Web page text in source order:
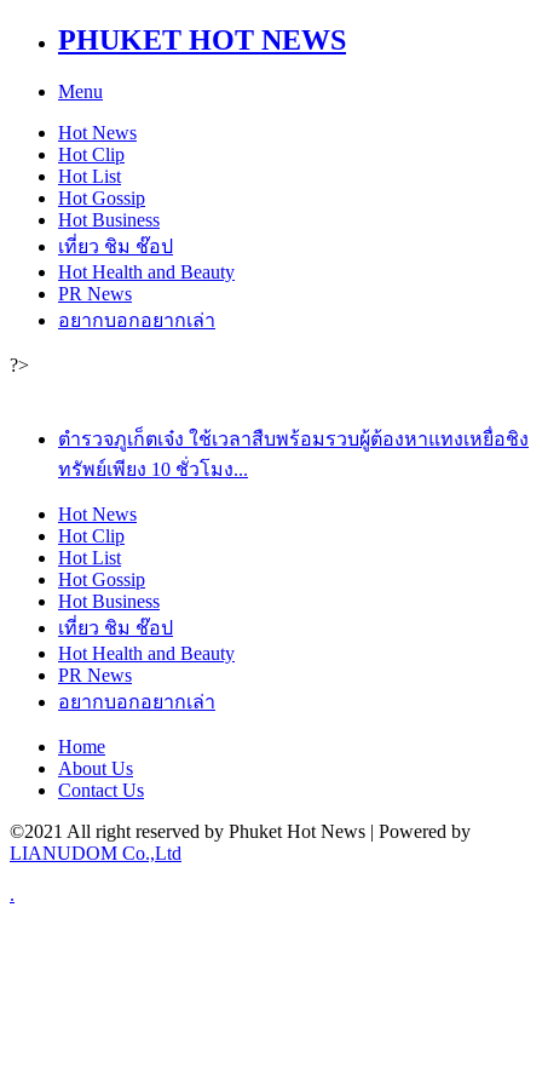
PHUKET HOT NEWS
Menu
Hot News
Hot Clip
Hot List
Hot Gossip
Hot Business
เที่ยว ชิม ช๊อป
Hot Health and Beauty
PR News
อยากบอกอยากเล่า
?>
ตำรวจภูเก็ตเจ๋ง ใช้เวลาสืบพร้อมรวบผู้ต้องหาแทงเหยื่อชิง
ทรัพย์เพียง 10 ชั่วโมง...
Hot News
Hot Clip
Hot List
Hot Gossip
Hot Business
เที่ยว ชิม ช๊อป
Hot Health and Beauty
PR News
อยากบอกอยากเล่า
Home
About Us
Contact Us
©2021 All right reserved by Phuket Hot News | Powered by
LIANUDOM Co.,Ltd
.